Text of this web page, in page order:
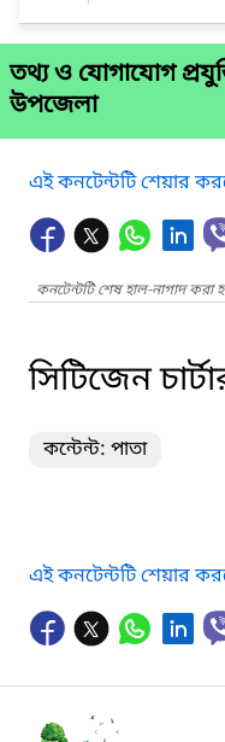
তথ্য ও যোগাযোগ
উপজেলা
এই কনটেন্টটি শেয়ার
কনটেন্টটি শেষ হাল-নাগাদ
সিটিজেন
কন্টেন্ট: পাতা
এই কনটেন্টটি শেয়ার